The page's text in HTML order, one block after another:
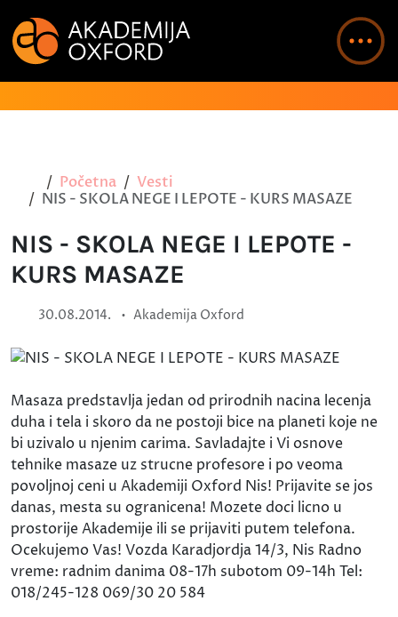
Početna
Vesti
NIS - SKOLA NEGE I LEPOTE - KURS MASAZE
NIS - SKOLA NEGE I LEPOTE -
KURS MASAZE
30.08.2014. • Akademija Oxford
Masaza predstavlja jedan od prirodnih nacina lecenja
duha i tela i skoro da ne postoji bice na planeti koje ne
bi uzivalo u njenim carima. Savladajte i Vi osnove
tehnike masaze uz strucne profesore i po veoma
povoljnoj ceni u Akademiji Oxford Nis! Prijavite se jos
danas, mesta su ogranicena! Mozete doci licno u
prostorije Akademije ili se prijaviti putem telefona.
Ocekujemo Vas! Vozda Karadjordja 14/3, Nis Radno
vreme: radnim danima 08-17h subotom 09-14h Tel:
018/245-128 069/30 20 584